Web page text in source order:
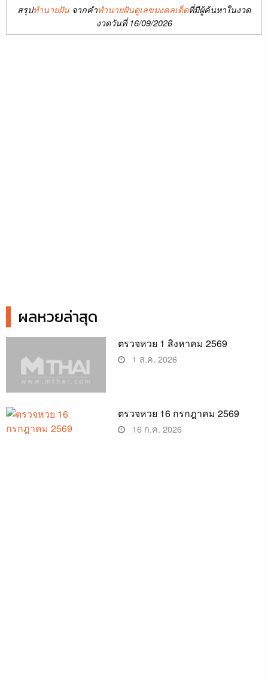
สรุปทำนายฝัน จากคำทำนายฝันดูเลขมงคลเด็ดที่มีผู้ค้นหาในงวด
งวดวันที่ 16/09/2026
ผลหวยล่าสุด
ตรวจหวย 1 สิงหาคม 2569
1 ส.ค. 2026
ตรวจหวย 16 กรกฎาคม 2569
16 ก.ค. 2026